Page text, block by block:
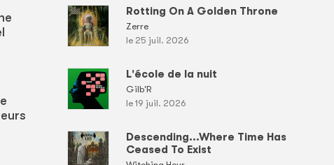
Rotting On A Golden Throne
Zerre
le 25 juil. 2026
L'école de la nuit
Gilb'R
le 19 juil. 2026
Descending...Where Time Has
Ceased To Exist